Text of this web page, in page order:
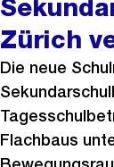
Zürich
Die neue
Flachbaus